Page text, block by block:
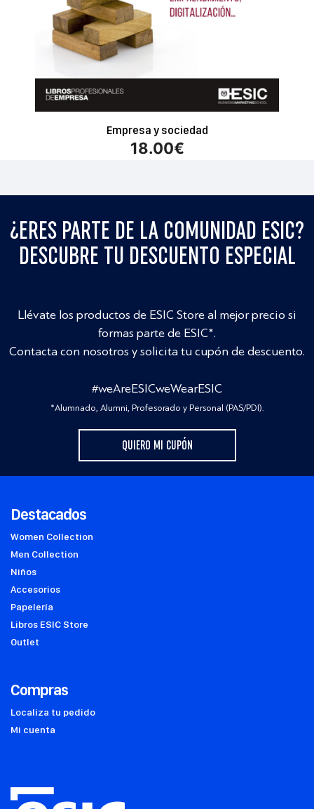
Empresa y sociedad
18.00€
¿ERES PARTE DE LA COMUNIDAD ESIC?
DESCUBRE TU DESCUENTO ESPECIAL
Llévate los productos de ESIC Store al mejor precio si
formas parte de ESIC*.
Contacta con nosotros y solicita tu cupón de descuento.
#weAreESICweWearESIC
*Alumnado, Alumni, Profesorado y Personal (PAS/PDI).
QUIERO MI CUPÓN
Destacados
Women Collection
Men Collection
Niños
Accesorios
Papelería
Libros ESIC Store
Outlet
Compras
Localiza tu pedido
Mi cuenta